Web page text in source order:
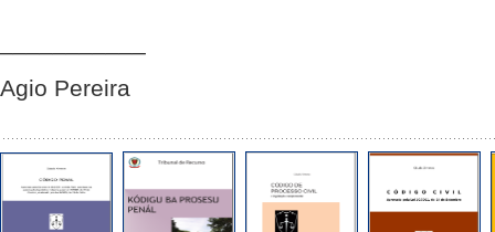
Agio Pereira